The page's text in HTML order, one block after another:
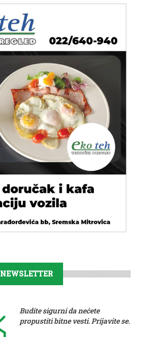
NEWSLETTER
Budite sigurni da nećete
propustiti bitne vesti. Prijavite se.